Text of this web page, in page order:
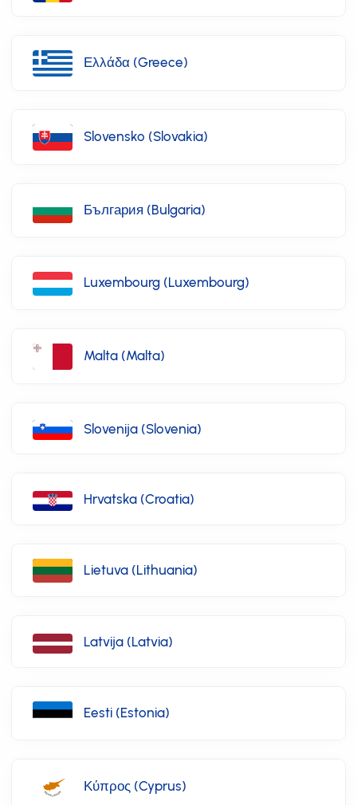
Ελλάδα (Greece)
Slovensko (Slovakia)
България (Bulgaria)
Luxembourg (Luxembourg)
Malta (Malta)
Slovenija (Slovenia)
Hrvatska (Croatia)
Lietuva (Lithuania)
Latvija (Latvia)
Eesti (Estonia)
Κύπρος (Cyprus)